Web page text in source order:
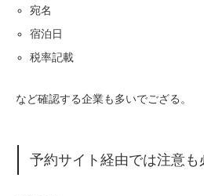
宛名
宿泊日
税率記載
など確認する企業も多いでござる。
予約サイト経由では注意も